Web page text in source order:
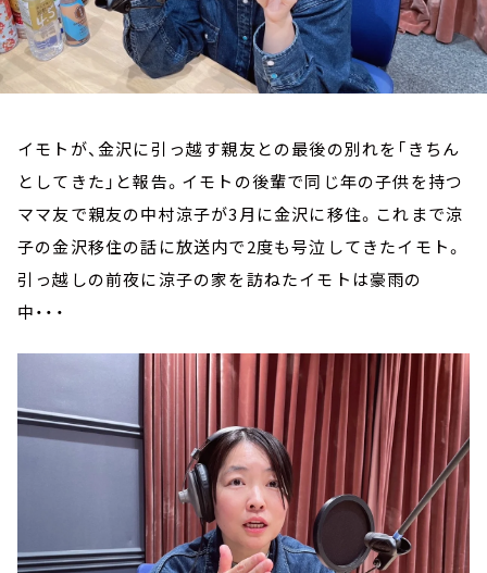
イモトが、金沢に引っ越す親友との最後の別れを「きちん
としてきた」と報告。イモトの後輩で同じ年の子供を持つ
ママ友で親友の中村涼子が3月に金沢に移住。これまで涼
子の金沢移住の話に放送内で2度も号泣してきたイモト。
引っ越しの前夜に涼子の家を訪ねたイモトは豪雨の
中・・・